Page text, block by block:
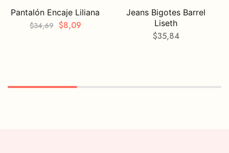
Pantalón Encaje Liliana
$34,69 $8,09
Jeans Bigotes Barrel
Liseth
$35,84